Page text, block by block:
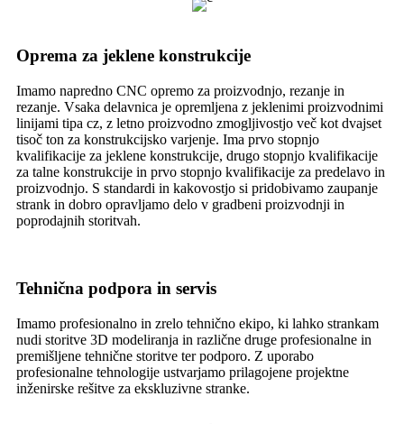
Oprema za jeklene konstrukcije
Imamo napredno CNC opremo za proizvodnjo, rezanje in
rezanje. Vsaka delavnica je opremljena z jeklenimi proizvodnimi
linijami tipa cz, z letno proizvodno zmogljivostjo več kot dvajset
tisoč ton za konstrukcijsko varjenje. Ima prvo stopnjo
kvalifikacije za jeklene konstrukcije, drugo stopnjo kvalifikacije
za talne konstrukcije in prvo stopnjo kvalifikacije za predelavo in
proizvodnjo. S standardi in kakovostjo si pridobivamo zaupanje
strank in dobro opravljamo delo v gradbeni proizvodnji in
poprodajnih storitvah.
Tehnična podpora in servis
Imamo profesionalno in zrelo tehnično ekipo, ki lahko strankam
nudi storitve 3D modeliranja in različne druge profesionalne in
premišljene tehnične storitve ter podporo. Z uporabo
profesionalne tehnologije ustvarjamo prilagojene projektne
inženirske rešitve za ekskluzivne stranke.